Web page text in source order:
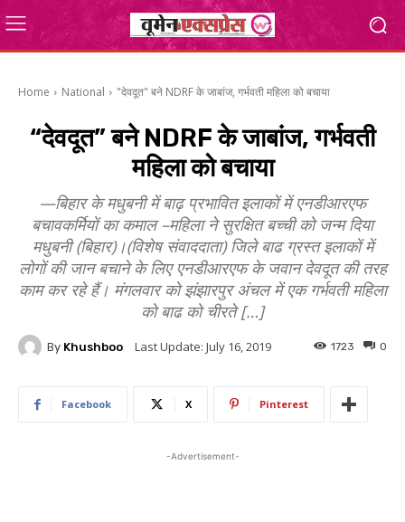
Home National "देवदूत" बने NDRF के जाबांज, गर्भवती महिला को बचाया
“देवदूत” बने NDRF के जाबांज, गर्भवती
महिला को बचाया
—बिहार के मधुबनी में बाढ़ प्रभावित इलाकों में एनडीआरएफ
बचावकर्मियों का कमाल –महिला ने सुरक्षित बच्ची को जन्म दिया
मधुबनी (बिहार)।(विशेष संवाददाता) जिले बाढ ग्रस्त इलाकों में
लोगों की जान बचाने के लिए एनडीआरएफ के जवान देवदूत की तरह
काम कर रहे हैं। मंगलवार को झंझारपुर अंचल में एक गर्भवती महिला
को बाढ को चीरते […]
By Khushboo Last Update: July 16, 2019 0
1723
Facebook X Pinterest
-Advertisement-